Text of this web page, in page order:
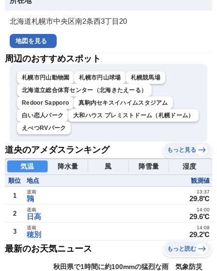
北海道札幌市中央区南2条西3丁目20
地図を見る
周辺のおすすめスポット
札幌市円山動物園 札幌市円山球場
札幌競馬場
北海道立総合体育センター（北海きたえーる）
Redoor Sapporo
真駒内セキスイハイムスタジアム
白い恋人パーク
大和ハウス プレミストドーム（札幌ドーム）
えべつRVパーク
道央のアメダスランキング もっと見る
気温 降水量 風 降雪量 湿度
順位 地点 観測値
1 鶉
道南
29.8℃
13:37
2 日高
道南
29.6℃
14:00
3 穂別
道南
29.2℃
14:08
最新のお天気ニュース もっと読む
秋田県で1時間に約100mmの猛烈な雨 気象防災